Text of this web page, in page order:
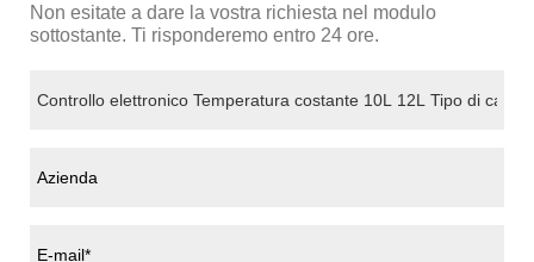
Non esitate a dare la vostra richiesta nel modulo
sottostante. Ti risponderemo entro 24 ore.